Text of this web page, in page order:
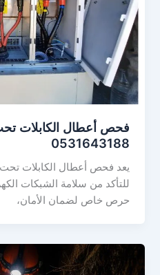
فحص أعطال الكابلات
0531643188
يعد فحص أعطال الكابلات
للتأكد من سلامة الشبكات
حرص خاص لضمان الأمان،